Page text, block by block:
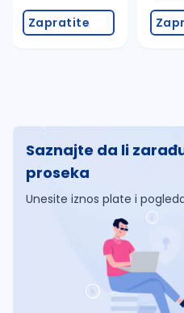
Zapratite
Saznajte da li
proseka
Unesite iznos plate i